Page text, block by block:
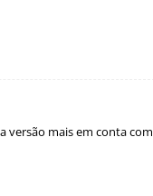
versão mais em conta com